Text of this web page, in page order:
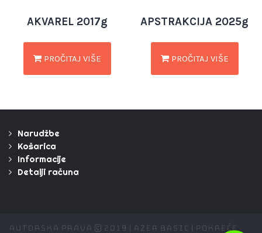
AKVAREL 2017g
PROČITAJ VIŠE
APSTRAKCIJA 2025g
PROČITAJ VIŠE
Narudžbe
Košarica
Informacije
Detalji računa
Autorska prava © 2019 | Azer Basic | Pokreće